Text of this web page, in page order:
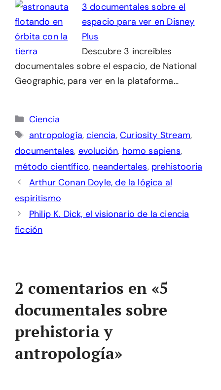
3 documentales sobre el
espacio para ver en Disney
Plus
Descubre 3 increíbles
documentales sobre el espacio, de National
Geographic, para ver en la plataforma…
Categorías
Ciencia
Etiquetas
antropología,ciencia, Curiosity Stream,
documentales, evolución, homo sapiens,
método científico, neandertales, prehistooria
Arthur Conan Doyle, de la lógica al
espiritismo
Philip K. Dick, el visionario de la ciencia
ficción
2 comentarios en «5
documentales sobre
prehistoria y
antropología»